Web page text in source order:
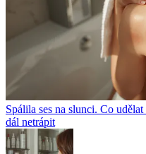
Spálila ses na slunci. Co
dál netrápit